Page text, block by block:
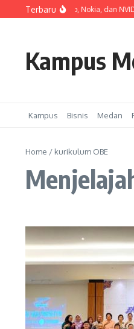
Lewati ke konten
Terbaru
Ooredoo Group, Nokia, dan
Kampus
Kampus Bisnis Medan
Home / kurikulum OBE